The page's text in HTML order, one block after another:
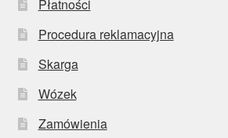
Płatności
Procedura reklamacyjna
Skarga
Wózek
Zamówienia